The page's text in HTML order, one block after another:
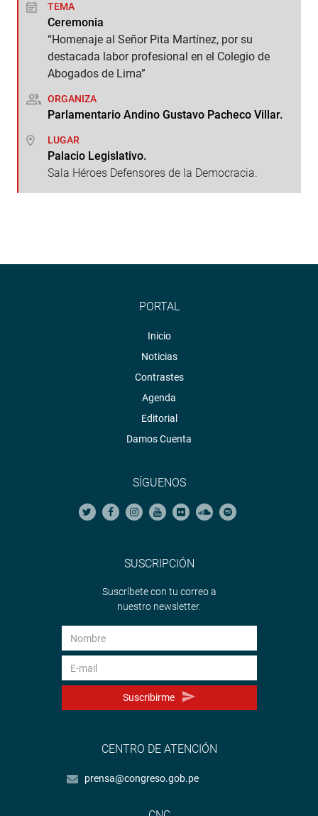
TEMA
Ceremonia
“Homenaje al Señor Pita Martínez, por su
destacada labor profesional en el Colegio de
Abogados de Lima”
ORGANIZA
Parlamentario Andino Gustavo Pacheco Villar.
LUGAR
Palacio Legislativo.
Sala Héroes Defensores de la Democracia.
PORTAL
Inicio
Noticias
Contrastes
Agenda
Editorial
Damos Cuenta
SÍGUENOS
SUSCRIPCIÓN
Suscríbete con tu correo a
nuestro newsletter.
Suscribirme
CENTRO DE ATENCIÓN
prensa@congreso.gob.pe